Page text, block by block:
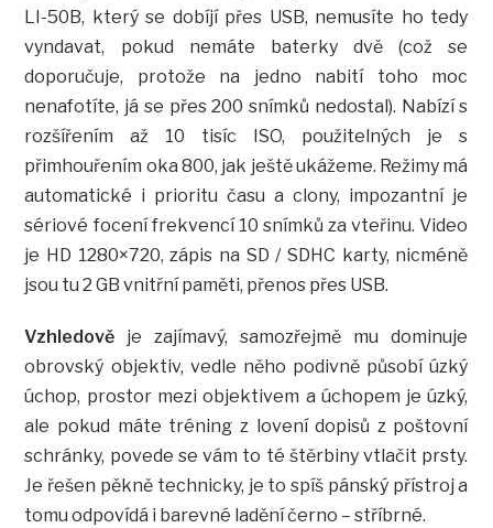
LI-50B, který se dobíjí přes USB, nemusíte ho tedy
vyndavat, pokud nemáte baterky dvě (což se
doporučuje, protože na jedno nabití toho moc
nenafotíte, já se přes 200 snímků nedostal). Nabízí s
rozšířením až 10 tisíc ISO, použitelných je s
přimhouřením oka 800, jak ještě ukážeme. Režimy má
automatické i prioritu času a clony, impozantní je
sériové focení frekvencí 10 snímků za vteřinu. Video
je HD 1280×720, zápis na SD / SDHC karty, nicméně
jsou tu 2 GB vnitřní paměti, přenos přes USB.
Vzhledově je zajímavý, samozřejmě mu dominuje
obrovský objektiv, vedle něho podivně působí úzký
úchop, prostor mezi objektivem a úchopem je úzký,
ale pokud máte tréning z lovení dopisů z poštovní
schránky, povede se vám to té štěrbiny vtlačit prsty.
Je řešen pěkně technicky, je to spíš pánský přístroj a
tomu odpovídá i barevné ladění černo – stříbrné.